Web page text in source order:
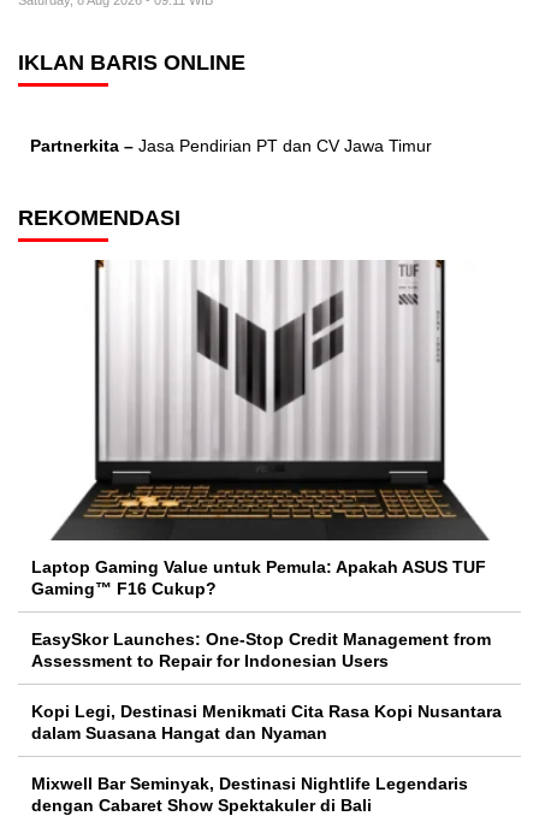
IKLAN BARIS ONLINE
Partnerkita – Jasa Pendirian PT dan CV Jawa Timur
REKOMENDASI
Laptop Gaming Value untuk Pemula: Apakah ASUS TUF
Gaming™ F16 Cukup?
EasySkor Launches: One-Stop Credit Management from
Assessment to Repair for Indonesian Users
Kopi Legi, Destinasi Menikmati Cita Rasa Kopi Nusantara
dalam Suasana Hangat dan Nyaman
Mixwell Bar Seminyak, Destinasi Nightlife Legendaris
dengan Cabaret Show Spektakuler di Bali